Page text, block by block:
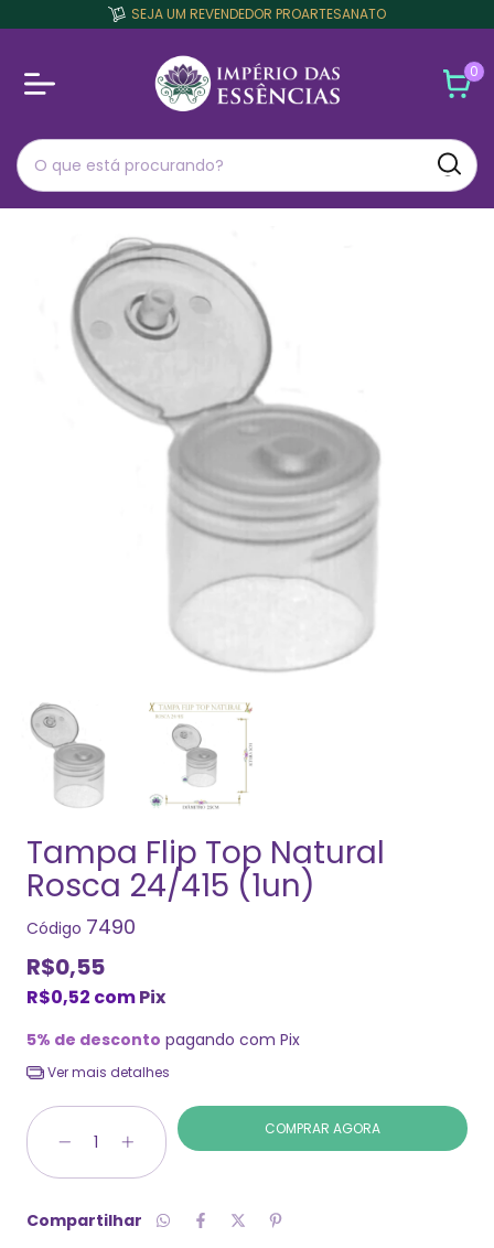
SEJA UM REVENDEDOR PROARTESANATO
0
Tampa Flip Top Natural
Rosca 24/415 (1un)
Código 7490
R$0,55
R$0,52 comPix
5% de desconto pagando com Pix
Ver mais detalhes
Compartilhar